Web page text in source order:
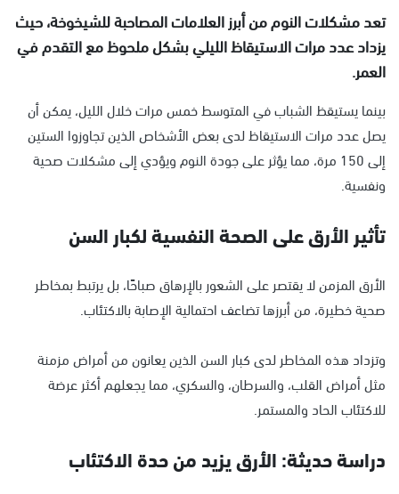
تعد مشكلات النوم من أبرز العلامات المصاحبة للشيخوخة، حيث
يزداد عدد مرات الاستيقاظ الليلي بشكل ملحوظ مع التقدم في
العمر.
بينما يستيقظ الشباب في المتوسط خمس مرات خلال الليل، يمكن أن
يصل عدد مرات الاستيقاظ لدى بعض الأشخاص الذين تجاوزوا الستين
إلى 150 مرة، مما يؤثر على جودة النوم ويؤدي إلى مشكلات صحية
ونفسية.
تأثير الأرق على الصحة النفسية لكبار السن
الأرق المزمن لا يقتصر على الشعور بالإرهاق صباحًا، بل يرتبط بمخاطر
صحية خطيرة، من أبرزها تضاعف احتمالية الإصابة بالاكتئاب.
وتزداد هذه المخاطر لدى كبار السن الذين يعانون من أمراض مزمنة
مثل أمراض القلب، والسرطان، والسكري، مما يجعلهم أكثر عرضة
للاكتئاب الحاد والمستمر.
دراسة حديثة: الأرق يزيد من حدة الاكتئاب